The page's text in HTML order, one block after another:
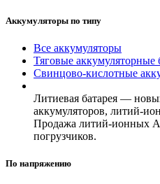
Аккумуляторы по типу
Все аккумуляторы
Тяговые аккумуляторные
Свинцово-кислотные
Литиевая батарея —
аккумуляторов, литий-
Продажа литий-ионных
погрузчиков.
По напряжению